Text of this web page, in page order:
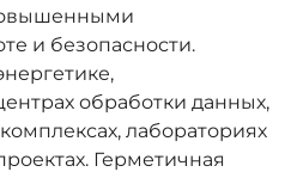
и безопасности.
обработки данных,
лабораториях
Герметичная